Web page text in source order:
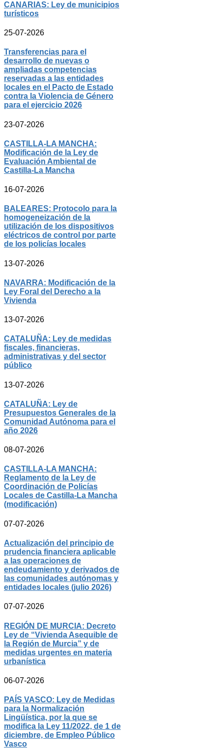
CANARIAS: Ley de municipios
turísticos
25-07-2026
Transferencias para el
desarrollo de nuevas o
ampliadas competencias
reservadas a las entidades
locales en el Pacto de Estado
contra la Violencia de Género
para el ejercicio 2026
23-07-2026
CASTILLA-LA MANCHA:
Modificación de la Ley de
Evaluación Ambiental de
Castilla-La Mancha
16-07-2026
BALEARES: Protocolo para la
homogeneización de la
utilización de los dispositivos
eléctricos de control por parte
de los policías locales
13-07-2026
NAVARRA: Modificación de la
Ley Foral del Derecho a la
Vivienda
13-07-2026
CATALUÑA: Ley de medidas
fiscales, financieras,
administrativas y del sector
público
13-07-2026
CATALUÑA: Ley de
Presupuestos Generales de la
Comunidad Autónoma para el
año 2026
08-07-2026
CASTILLA-LA MANCHA:
Reglamento de la Ley de
Coordinación de Policías
Locales de Castilla-La Mancha
(modificación)
07-07-2026
Actualización del principio de
prudencia financiera aplicable
a las operaciones de
endeudamiento y derivados de
las comunidades autónomas y
entidades locales (julio 2026)
07-07-2026
REGIÓN DE MURCIA: Decreto
Ley de “Vivienda Asequible de
la Región de Murcia” y de
medidas urgentes en materia
urbanística
06-07-2026
PAÍS VASCO: Ley de Medidas
para la Normalización
Lingüística, por la que se
modifica la Ley 11/2022, de 1 de
diciembre, de Empleo Público
Vasco